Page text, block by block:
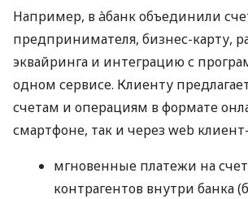
Например, в àбанк объединили
предпринимателя, бизнес-карту,
эквайринга и интеграцию с
одном сервисе. Клиенту
счетам и операциям в формате
смартфоне, так и через web
мгновенные платежи на
контрагентов внутри банка